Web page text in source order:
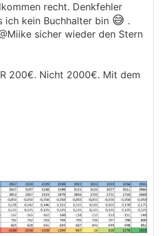
recht. Denkfehler
ich kein Buchhalter bin 😅 .
sicher wieder den Stern
200€. Nicht 2000€. Mit dem